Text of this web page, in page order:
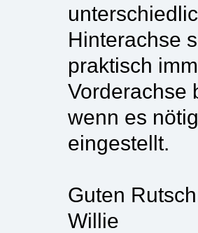
Hinterachse
praktisch
Vorderachse
wenn es
eingestellt.
Guten
Willie